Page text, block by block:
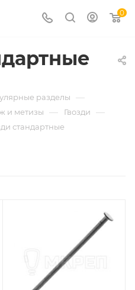
0
разделы —
и метизы — Гвозди —
стандартные